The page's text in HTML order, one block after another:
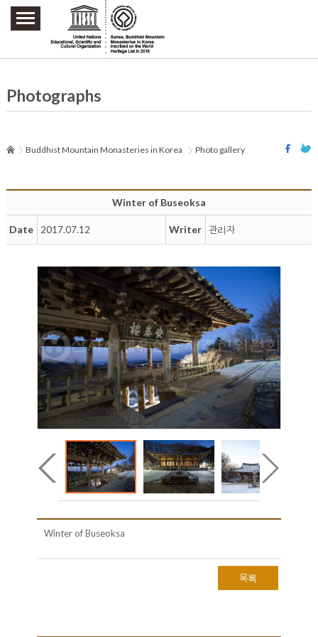
주요메뉴 바로가기
본문 바로가기
하단메뉴 바로가기
Photographs
Buddhist Mountain Monasteries in Korea Photo gallery
Winter of Buseoksa
Date 2017.07.12 Writer 관리자
Winter of Buseoksa
목록